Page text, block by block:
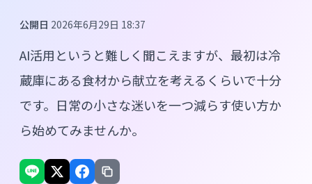
公開日 2026年6月29日 18:37
AI活用というと難しく聞こえますが、最初は冷
蔵庫にある食材から献立を考えるくらいで十分
です。日常の小さな迷いを一つ減らす使い方か
ら始めてみませんか。